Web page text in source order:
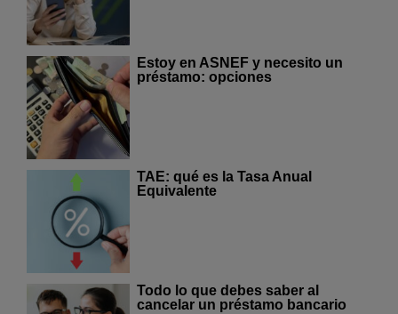
Estoy en ASNEF y necesito un
préstamo: opciones
TAE: qué es la Tasa Anual
Equivalente
Todo lo que debes saber al
cancelar un préstamo bancario